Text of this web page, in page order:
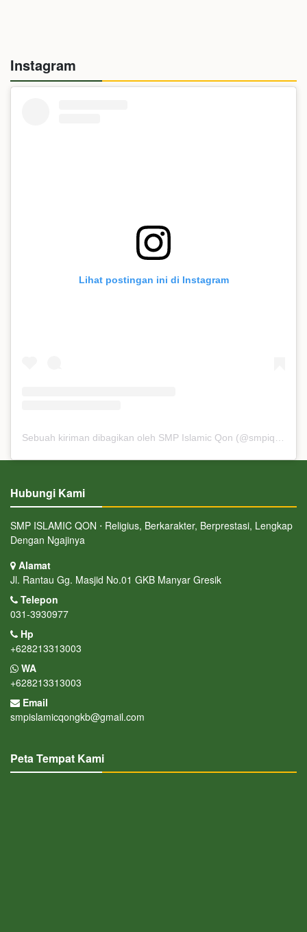
Instagram
Lihat postingan ini di Instagram
Hubungi Kami
SMP ISLAMIC QON ⋅ Religius, Berkarakter, Berprestasi, Lengkap
Dengan Ngajinya
Alamat
Jl. Rantau Gg. Masjid No.01 GKB Manyar Gresik
Telepon
031-3930977
Hp
+628213313003
WA
+628213313003
Email
smpislamicqongkb@gmail.com
Peta Tempat Kami